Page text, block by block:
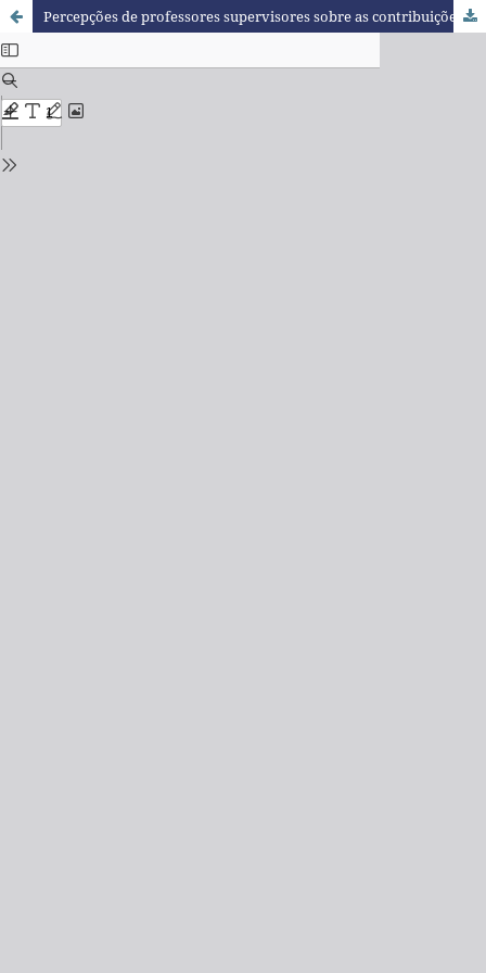
Percepções de professores supervisores sobre as contribuições dos estagiários de Ciências e Biologia